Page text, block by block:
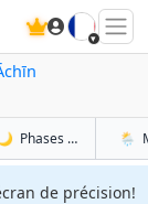
🇫🇷
e Woluswalī-ye Āchīn
à
Phases de la Lune à
🌦️
de précision!